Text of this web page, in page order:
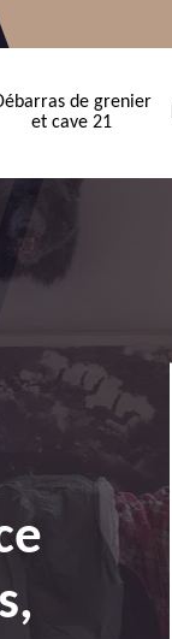
de grenier
et cave 21